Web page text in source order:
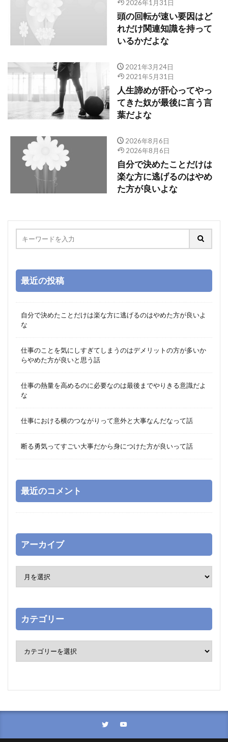
2026年1月31日
頭の回転が速い要因はど
れだけ関連知識を持って
いるかだよな
2021年3月24日
2021年5月31日
人生諦めが肝心ってやっ
てきた奴が最後に言う言
葉だよな
2026年8月6日
2026年8月6日
自分で決めたことだけは
楽な方に逃げるのはやめ
た方が良いよな
最近の投稿
自分で決めたことだけは楽な方に逃げるのはやめた方が良いよ
な
仕事のことを気にしすぎてしまうのはデメリットの方が多いか
らやめた方が良いと思う話
仕事の熱量を高めるのに必要なのは最後までやりきる意識だよ
な
仕事における横のつながりって意外と大事なんだなって話
断る勇気ってすごい大事だから身につけた方が良いって話
最近のコメント
アーカイブ
カテゴリー